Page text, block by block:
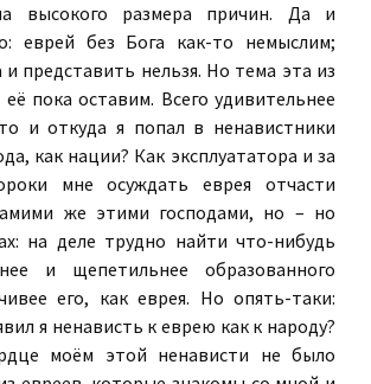
высокого размера причин. Да и
еврей без Бога как-то немыслим;
и представить нельзя. Но тема эта из
пока оставим. Всего удивительнее
и откуда я попал в ненавистники
как нации? Как эксплуататора и за
мне осуждать еврея отчасти
же этими господами, но – но
на деле трудно найти что-нибудь
и щепетильнее образованного
его, как еврея. Но опять-таки:
я ненависть к еврею как к народу?
моём этой ненависти не было